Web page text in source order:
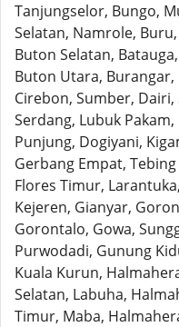
Tanjungselor, Bungo,
Selatan, Namrole,
Buton Selatan,
Buton Utara, Burangar,
Cirebon, Sumber, Dairi,
Serdang, Lubuk
Punjung, Dogiyani,
Gerbang Empat,
Flores Timur,
Kejeren, Gianyar,
Gorontalo, Gowa,
Purwodadi, Gunung
Kuala Kurun,
Selatan, Labuha,
Timur, Maba,